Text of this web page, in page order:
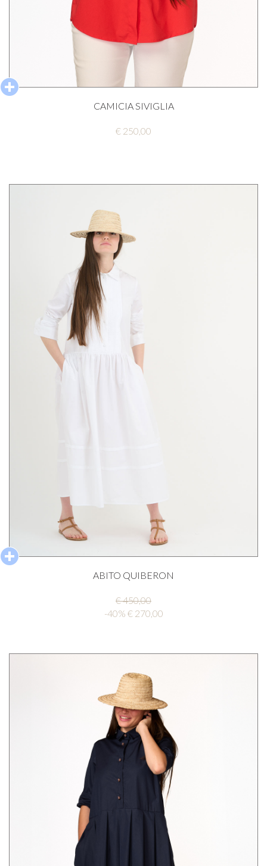
CAMICIA SIVIGLIA
€ 250,00
ABITO QUIBERON
€ 450,00
-40% € 270,00